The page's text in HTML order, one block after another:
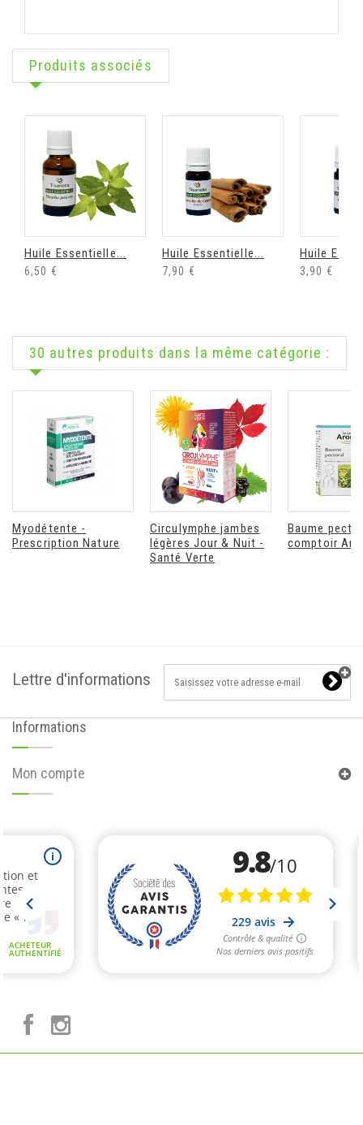
Produits associés
Huile Essentielle...
6,50 €
Huile Essentielle...
7,90 €
Huile
3,90 €
30 autres produits dans la même catégorie :
Myodétente -
Prescription Nature
Circulymphe jambes
légères Jour & Nuit -
Santé Verte
Baume
comptoir
Lettre d'informations
Informations
Mon compte